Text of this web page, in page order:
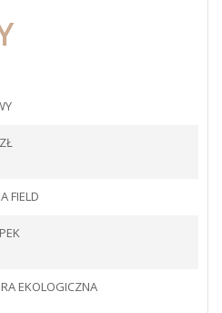
FIELD
EKOLOGICZNA